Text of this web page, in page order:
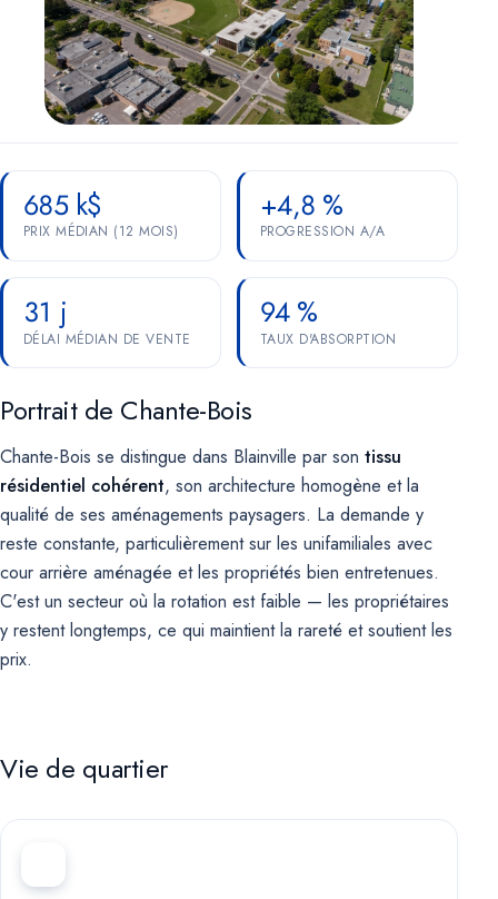
Pour de futures campagnes (remarketing Google, pixel Meta).
Aucun témoin marketing n'est actif pour le moment.
685 k$
PRIX MÉDIAN (12 MOIS)
+4,8 %
PROGRESSION A/A
31 j
DÉLAI MÉDIAN DE VENTE
94 %
TAUX D'ABSORPTION
Portrait de Chante-Bois
Chante-Bois se distingue dans Blainville par son tissu
résidentiel cohérent, son architecture homogène et la
qualité de ses aménagements paysagers. La demande y
reste constante, particulièrement sur les unifamiliales avec
cour arrière aménagée et les propriétés bien entretenues.
C'est un secteur où la rotation est faible — les propriétaires
y restent longtemps, ce qui maintient la rareté et soutient les
prix.
Vie de quartier